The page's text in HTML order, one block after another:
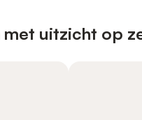
uitzicht op